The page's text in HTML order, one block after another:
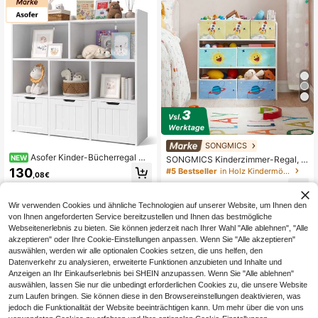
NEW Asofer Kinder-Bücherregal mit
3 Schubladen, 5 Fächern, mobilem
Aufbewahrungsschrank, Spielzeug
130 ,08€
SONGMICS
SONGMICS Kinderzimmer-Regal, S
pielzeugregal mit 7 Aufbewahrungs
boxen aus Vliesstoff, Bücherregal Ki
nder, Kinder-Regal für Spielzeug, S
pielzeug-Organizer, 29,5 x 62,5 x 6
0 cm, weiß GKRDE034
#5 Bestseller in Holz Kindermöbel
Wir verwenden Cookies und ähnliche Technologien auf unserer Website, um Ihnen den
von Ihnen angeforderten Service bereitzustellen und Ihnen das bestmögliche
Webseitenerlebnis zu bieten. Sie können jederzeit nach Ihrer Wahl "Alle ablehnen", "Alle
akzeptieren" oder Ihre Cookie-Einstellungen anpassen. Wenn Sie "Alle akzeptieren"
auswählen, werden wir alle optionalen Cookies setzen, die uns helfen, den
Datenverkehr zu analysieren, erweiterte Funktionen anzubieten und Inhalte und
Anzeigen an Ihr Einkaufserlebnis bei SHEIN anzupassen. Wenn Sie "Alle ablehnen"
auswählen, lassen Sie nur die unbedingt erforderlichen Cookies zu, die unsere Website
zum Laufen bringen. Sie können diese in den Browsereinstellungen deaktivieren, was
jedoch die Funktionalität der Website beeinträchtigen kann. Um mehr über die von uns